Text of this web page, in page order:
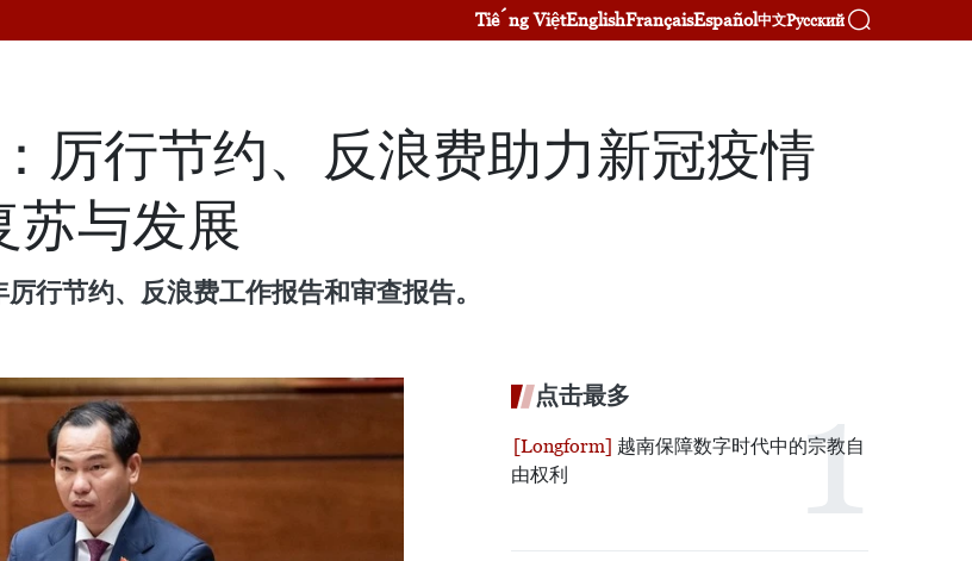
Tiếng ViệtEnglishFrançaisEspañol中文Русский
厉行节约、反浪费助力新冠疫情
苏与发展
行节约、反浪费工作报告和审查报告。
点击最多
越南保障数字时代中的宗教自
由权利